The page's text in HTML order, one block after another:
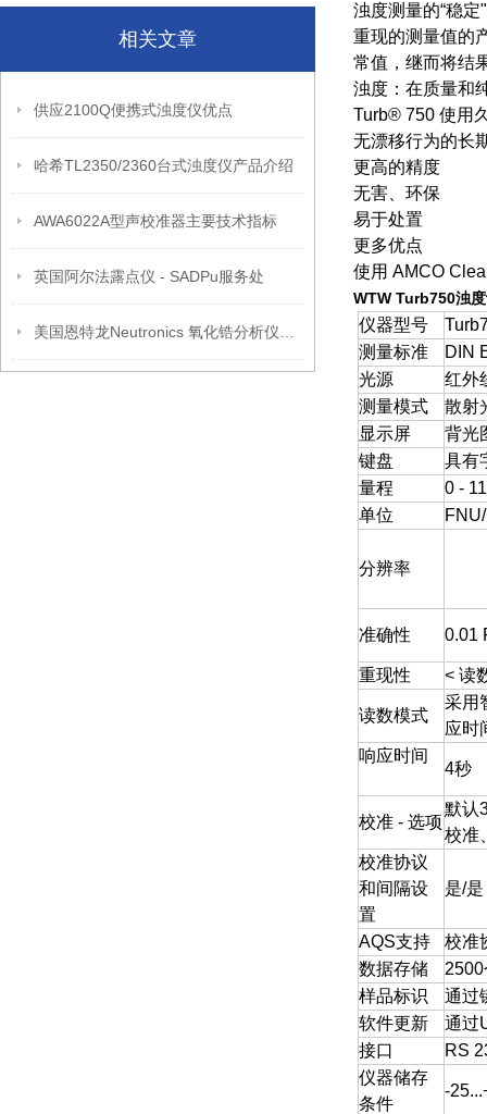
相关文章
供应2100Q便携式浊度仪优点
哈希TL2350/2360台式浊度仪产品介绍
AWA6022A型声校准器主要技术指标
英国阿尔法露点仪 - SADPu服务处
浊度测量的“稳
重现的测量值的
常值，继而将结
浊度：在质量和
Turb® 750 使用
无漂移行为的长
更高的精度
无害、环保
易于处置
更多优点
使用 AMCO
WTW Turb750浊
仪器型号
测量标准
DIN
光源
红外
测量模式
散射
显示屏
背光
键盘
具有
量程
0 -
单位
分辨率
准确性 0.01
重现性 < 读
读数模式
采用
应时
响应时间
4秒
校准 - 选项
默认
校准
校准协议
和间隔设
置
是/是
AQS支持
校准
数据存储
样品标识
通过
软件更新
通过
接口
RS
仪器储存
条件
-